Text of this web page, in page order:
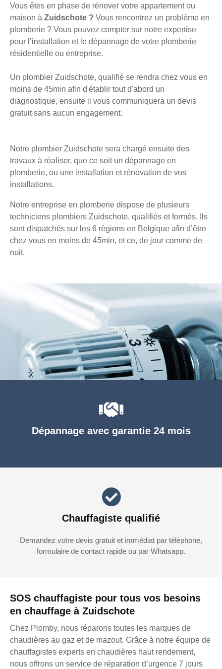
Vous êtes en phase de rénover votre appartement ou
maison à Zuidschote ? Vous rencontrez un problème en
plomberie ? Vous pouvez compter sur notre expertise
pour l’installation et le dépannage de votre plomberie
résidentielle ou entreprise.
Un plombier Zuidschote, qualifié se rendra chez vous en
moins de 45min afin d'établir tout d'abord un
diagnostique, ensuite il vous communiquera un devis
gratuit sans aucun engagement.
Notre plombier Zuidschote sera chargé ensuite des
travaux à réaliser, que ce soit un dépannage en
plomberie, ou une installation et rénovation de vos
installations.
Notre entreprise en plomberie dispose de plusieurs
techniciens plombiers Zuidschote, qualifiés et formés. Ils
sont dispatchés sur les 6 régions en Belgique afin d’être
chez vous en moins de 45min, et ce, de jour comme de
nuit.
SOS chauffagiste pour tous vos besoins
en chauffage à Zuidschote
Chez Plomby, nous réparons toutes les marques de
chaudières au gaz et de mazout. Grâce à notre équipe de
chauffagistes experts en chaudières haut rendement,
nous offrons un service de réparation d’urgence 7 jours
Dépannage avec garantie 24 mois
Chauffagiste qualifié
Demandez votre devis gratuit et immédiat par téléphone,
formulaire de contact rapide ou par Whatsapp.
Chauffage